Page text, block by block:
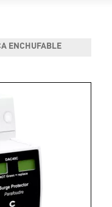
ENCHUFABLE